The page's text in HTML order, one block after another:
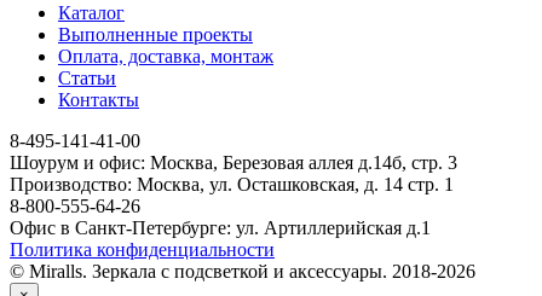
Каталог
Выполненные проекты
Оплата, доставка, монтаж
Статьи
Контакты
8-495-141-41-00
Шоурум и офис: Москва, Березовая аллея д.14б, стр. 3
Производство: Москва, ул. Осташковская, д. 14 стр. 1
8-800-555-64-26
Офис в Санкт-Петербурге: ул. Артиллерийская д.1
Политика конфиденциальности
© Miralls. Зеркала с подсветкой и аксессуары. 2018-2026